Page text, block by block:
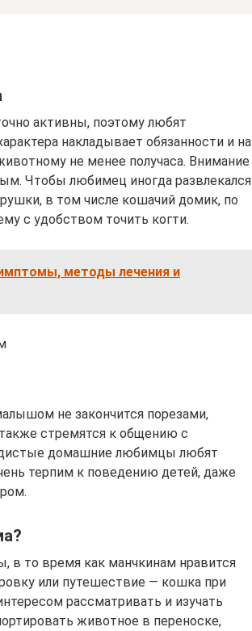
активны, поэтому любят
накладывает обязанности и на
не менее получаса. Внимание
Чтобы любимец иногда развлекался
в том числе кошачий домик, по
с удобством точить когти.
методы лечения и
не закончится порезами,
стремятся к общению с
домашние любимцы любят
терпим к поведению детей, даже
в то время как манчкинам нравится
или путешествие — кошка при
рассматривать и изучать
животное в переноске,